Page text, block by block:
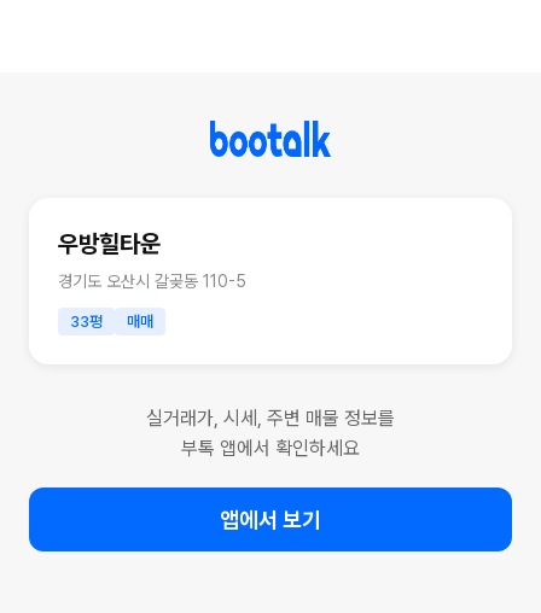
우방힐타운
경기도 오산시 갈곶동 110-5
33평 매매
실거래가, 시세, 주변 매물 정보를
부톡 앱에서 확인하세요
앱에서 보기